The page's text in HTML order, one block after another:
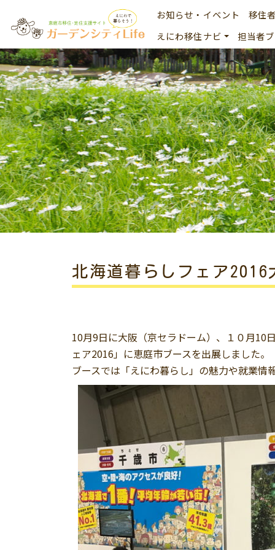
お知らせ・イベント
移住
えにわ移住ナビ
担当者
北海道暮らしフェア
10月9日に大阪（京セラドーム）、１０月10
ェア2016」に恵庭市ブースを出展しました。
ブースでは「えにわ暮らし」の魅力や就業